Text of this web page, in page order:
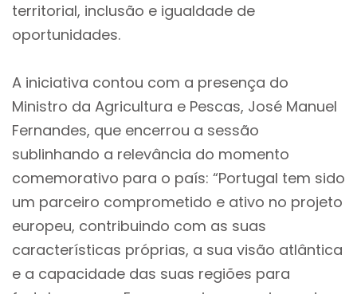
territorial, inclusão e igualdade de
oportunidades.
A iniciativa contou com a presença do
Ministro da Agricultura e Pescas, José Manuel
Fernandes, que encerrou a sessão
sublinhando a relevância do momento
comemorativo para o país: “Portugal tem sido
um parceiro comprometido e ativo no projeto
europeu, contribuindo com as suas
características próprias, a sua visão atlântica
e a capacidade das suas regiões para